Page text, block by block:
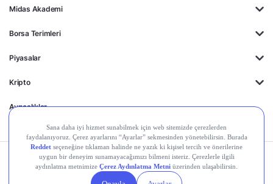
Midas Akademi
Borsa Terimleri
Piyasalar
Kripto
Ayrıcalıklar
Kişisel Verilerin
Gizlilik
Politikası
Yasal
Duyurular
Çerez